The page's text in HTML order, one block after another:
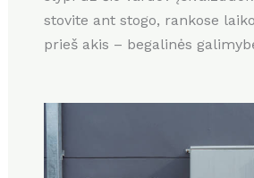
stovite ant stogo, rankose
prieš akis – begalinės